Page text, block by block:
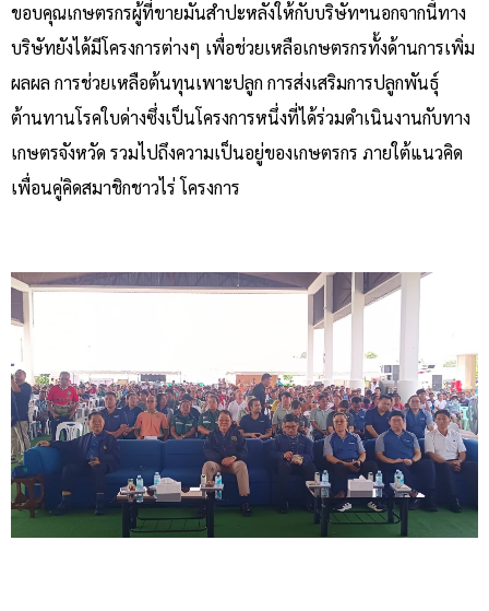
ขอบคุณเกษตรกรผู้ที่ขายมันสำปะหลังให้กับบริษัทฯนอกจากนี้ทาง
บริษัทยังได้มีโครงการต่างๆ เพื่อช่วยเหลือเกษตรกรทั้งด้านการเพิ่ม
ผลผล การช่วยเหลือต้นทุนเพาะปลูก การส่งเสริมการปลูกพันธุ์
ต้านทานโรคใบด่างซึ่งเป็นโครงการหนึ่งที่ได้ร่วมดำเนินงานกับทาง
เกษตรจังหวัด รวมไปถึงความเป็นอยู่ของเกษตรกร ภายใต้แนวคิด
เพื่อนคู่คิดสมาชิกชาวไร่ โครงการ